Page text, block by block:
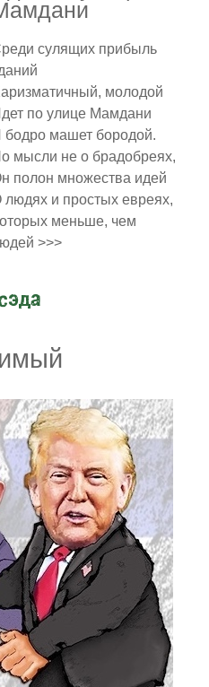
сулящих прибыль
молодой
по улице Мамдани
бодро машет бородой.
мысли не о брадобреях,
полон множества идей
людях и простых евреях,
меньше, чем
>>>